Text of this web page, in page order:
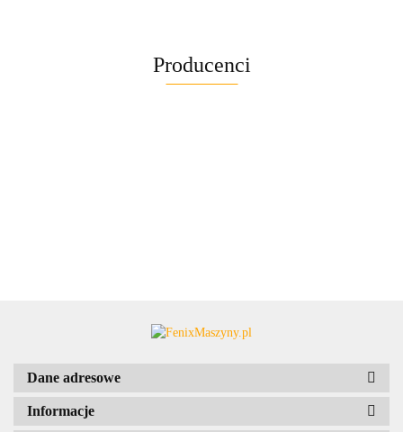
Producenci
Dane adresowe
Informacje